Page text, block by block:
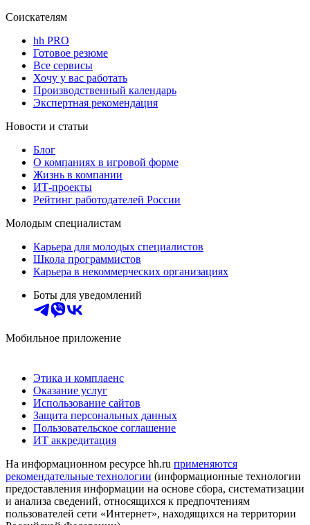
Соискателям
hh PRO
Готовое резюме
Все сервисы
Хочу у вас работать
Производственный календарь
Экспертная рекомендация
Новости и статьи
Блог
О компаниях в игровой форме
Жизнь в компании
ИТ-проекты
Рейтинг работодателей России
Молодым специалистам
Карьера для молодых специалистов
Школа программистов
Карьера в некоммерческих организациях
Боты для уведомлений
Мобильное приложение
Этика и комплаенс
Оказание услуг
Использование сайтов
Защита персональных данных
Пользовательское соглашение
ИТ аккредитация
На информационном ресурсе hh.ru применяются
рекомендательные технологии (информационные технологии
предоставления информации на основе сбора, систематизации
и анализа сведений, относящихся к предпочтениям
пользователей сети «Интернет», находящихся на территории